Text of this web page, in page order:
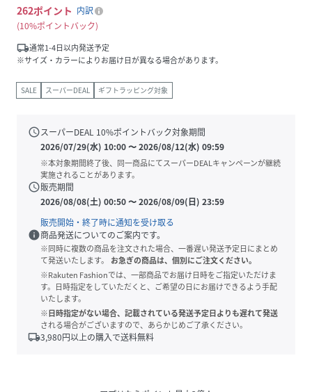
262ポイント 内訳
10%ポイントバック
local_shipping通常1-4日以内発送予定
※サイズ・カラーによりお届け日が異なる場合があります。
SALE スーパーDEAL ギフトラッピング対象
scheduleスーパーDEAL 10%ポイントバック対象期間
2026/07/29(水) 10:00〜2026/08/12(水) 09:59
※本対象期間終了後、同一商品にてスーパーDEALキャンペーンが継続
実施されることがあります。
schedule販売期間
2026/08/08(土) 00:50〜2026/08/09(日) 23:59
販売開始・終了時に通知を受け取る
info商品発送についてのご案内です。
※同時に複数の商品を注文された場合、一番遅い発送予定日にまとめ
て発送いたします。
お急ぎの商品は、個別にご注文ください。
※Rakuten Fashionでは、一部商品でお届け日時をご指定いただけま
す。日時指定をしていただくと、ご希望の日にお届けできるよう手配
いたします。
※日時指定がない場合、記載されている発送予定日よりも遅れて発送
される場合がございますので、あらかじめご了承ください。
local_shipping3,980円以上の購入で送料無料